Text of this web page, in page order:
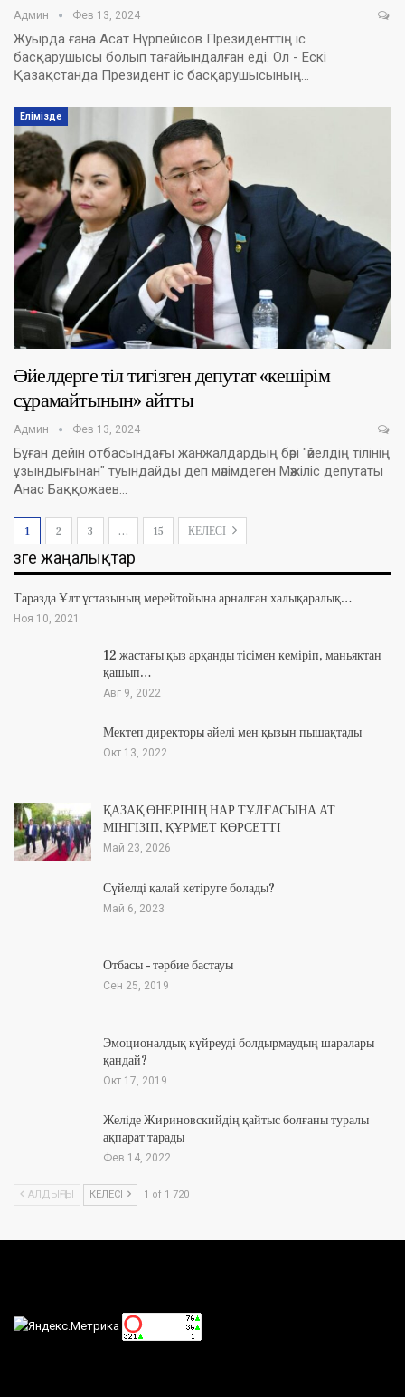
Админ Фев 13, 2024
Жуырда ғана Асат Нұрпейісов Президенттің іс
басқарушысы болып тағайындалған еді. Ол - Ескі
Қазақстанда Президент іс басқарушысының…
Елімізде
Әйелдерге тіл тигізген депутат «кешірім
сұрамайтынын» айтты
Админ Фев 13, 2024
Бұған дейін отбасындағы жанжалдардың бәрі "әйелдің тілінің
ұзындығынан" туындайды деп мәлімдеген Мәжіліс депутаты
Анас Баққожаев…
1 2 3 … 15 КЕЛЕСІ
Өзге жаңалықтар
Таразда Ұлт ұстазының мерейтойына арналған халықаралық…
Ноя 10, 2021
12 жастағы қыз арқанды тісімен кеміріп, маньяктан
қашып…
Авг 9, 2022
Мектеп директоры әйелі мен қызын пышақтады
Окт 13, 2022
ҚАЗАҚ ӨНЕРІНІҢ НАР ТҰЛҒАСЫНА АТ
МІНГІЗІП, ҚҰРМЕТ КӨРСЕТТІ
Май 23, 2026
Сүйелді қалай кетіруге болады?
Май 6, 2023
Отбасы – тәрбие бастауы
Сен 25, 2019
Эмоционалдық күйреуді болдырмаудың шаралары
қандай?
Окт 17, 2019
Желіде Жириновскийдің қайтыс болғаны туралы
ақпарат тарады
Фев 14, 2022
АЛДЫҢҒЫ КЕЛЕСІ 1 of 1 720